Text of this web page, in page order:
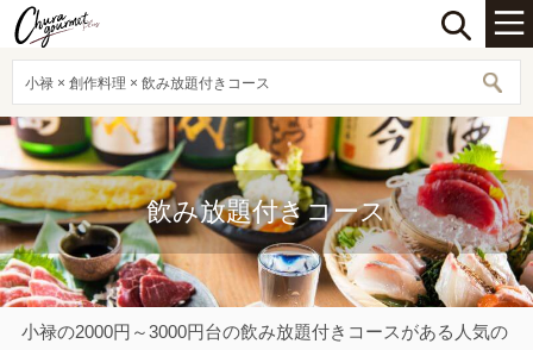
小禄 × 創作料理 × 飲み放題付きコース
飲み放題付きコース
小禄の2000円～3000円台の飲み放題付きコースがある人気の